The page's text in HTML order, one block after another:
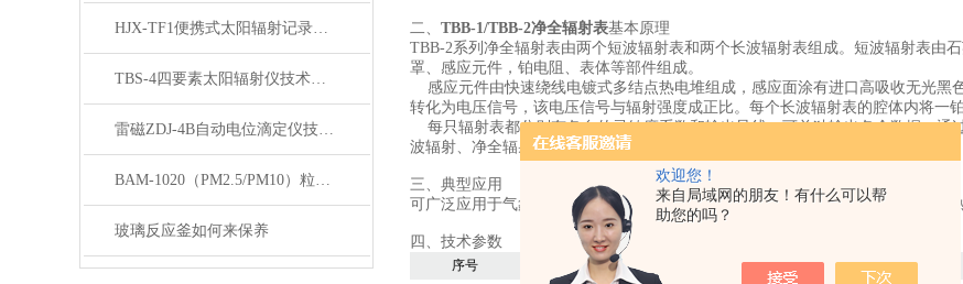
欢迎您！
来自局域网的朋友！有什么可以帮
助您的吗？
HJX-TF1便携式太阳辐射记录仪能够准确捕捉太阳辐射的变化
TBS-4四要素太阳辐射仪技术参数
雷磁ZDJ-4B自动电位滴定仪技术参数
BAM-1020（PM2.5/PM10）粒子监测器
玻璃反应釜如何来保养
二、 TBB-1/TBB-2净全辐射表基本原理
TBB-2系列净全辐射表由两个短波辐射表和两个长波辐射表组成。短波辐射表由
罩、感应元件，铂电阻、表体等部件组成。
感应元件由快速绕线电镀式多结点热电堆组成，感应面涂有进口高吸收无光黑
转化为电压信号，该电压信号与辐射强度成正比。每个长波辐射表的腔体内将一
每只辐射表都分别有各自的灵敏度系数和输出导线，可单独输出各个数据。通
波辐射、净全辐射、短波反射率和长波反射率。
三、 典型应用
可广泛应用于气象、农林业、建筑科学、道路安全等领域的蒸腾计算、热应力和
四、 技术参数
序号